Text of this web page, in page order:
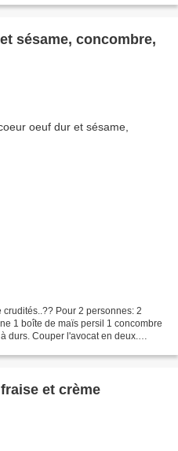
sésame, concombre,
Pour 2 personnes: 2
1 boîte de maïs persil 1 concombre
durs. Couper l'avocat en deux.
et crème